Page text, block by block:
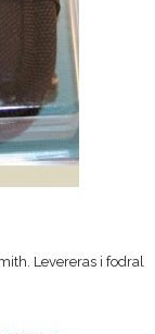
Levereras i fodral